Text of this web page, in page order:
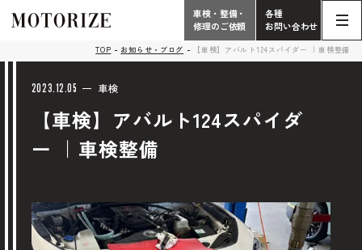
こだわり
中古車販売・在庫車情報
Phone
電話受付時間 10:00 - 18:30（月曜定休）
タップで電話がかかります
Contact
車検・整備・
修理のご依頼
各種
お問い合わせ
TOP お知らせ・ブログ 【車検】アバルト124スパイダー ｜車検整備
2023.12.05 車検
【車検】アバルト124スパイダ
ー ｜車検整備